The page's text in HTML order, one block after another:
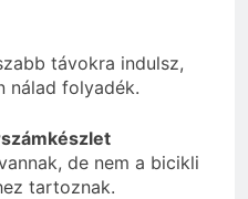
távokra indulsz,
nálad folyadék.
de nem a bicikli
tartoznak.